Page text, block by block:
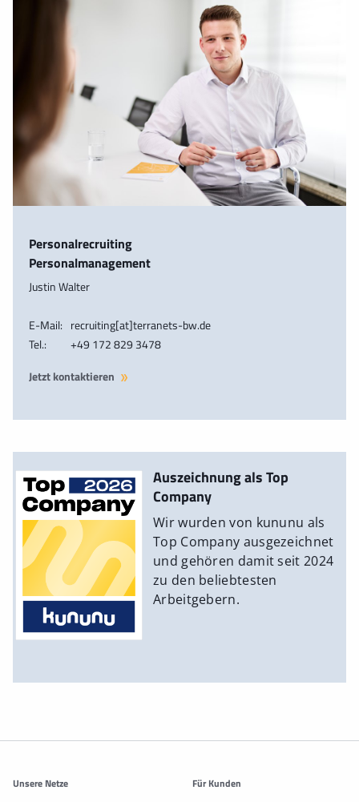
Personalrecruiting
Personalmanagement
Justin Walter
E-Mail: recruiting[at]terranets-bw.de
Tel.:
+49 172 829 3478
Jetzt kontaktieren
Auszeichnung als Top
Company
Wir wurden von kununu als
Top Company ausgezeichnet
und gehören damit seit 2024
zu den beliebtesten
Arbeitgebern.
Weitere Informationen
Unsere Netze Für Kunden